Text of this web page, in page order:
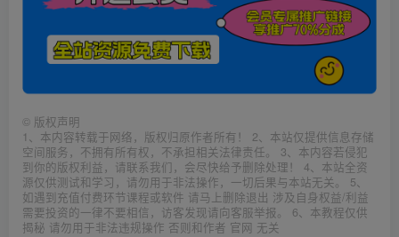
© 版权声明
1、本内容转载于网络，版权归原作者所有！ 2、本站仅提供信息存储
空间服务，不拥有所有权，不承担相关法律责任。 3、本内容若侵犯
到你的版权利益，请联系我们，会尽快给予删除处理！ 4、本站全资
源仅供测试和学习，请勿用于非法操作，一切后果与本站无关。 5、
如遇到充值付费环节课程或软件 请马上删除退出 涉及自身权益/利益
需要投资的一律不要相信，访客发现请向客服举报。 6、本教程仅供
揭秘 请勿用于非法违规操作 否则和作者 官网 无关